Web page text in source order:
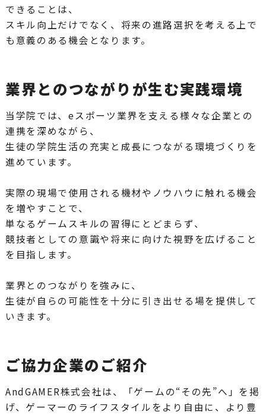
できることは、
スキル向上だけでなく、将来の進路選択を考える上で
も意義のある機会となります。
業界とのつながりが生む実践環境
当学院では、eスポーツ業界を支える様々な企業との
連携を深めながら、
生徒の学院生活の充実と成長につながる環境づくりを
進めています。
実際の現場で使用される機材やノウハウに触れる機会
を増やすことで、
単なるゲームスキルの習得にとどまらず、
競技者としての意識や将来に向けた視野を広げること
を目指します。
業界とのつながりを強みに、
生徒が自らの可能性を十分に引き出せる場を提供して
いきます。
ご協力企業のご紹介
AndGAMER株式会社は、「ゲームの“その先”へ」を掲
げ、ゲーマーのライフスタイルをより自由に、より豊